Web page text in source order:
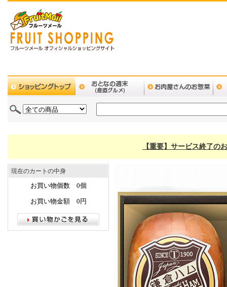
【重要】サービス終了の
現在のカートの中身
お買い物個数 0個
お買い物金額 0円